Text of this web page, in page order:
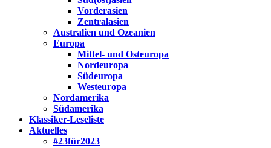
Vorderasien
Zentralasien
Australien und Ozeanien
Europa
Mittel- und Osteuropa
Nordeuropa
Südeuropa
Westeuropa
Nordamerika
Südamerika
Klassiker-Leseliste
Aktuelles
#23für2023